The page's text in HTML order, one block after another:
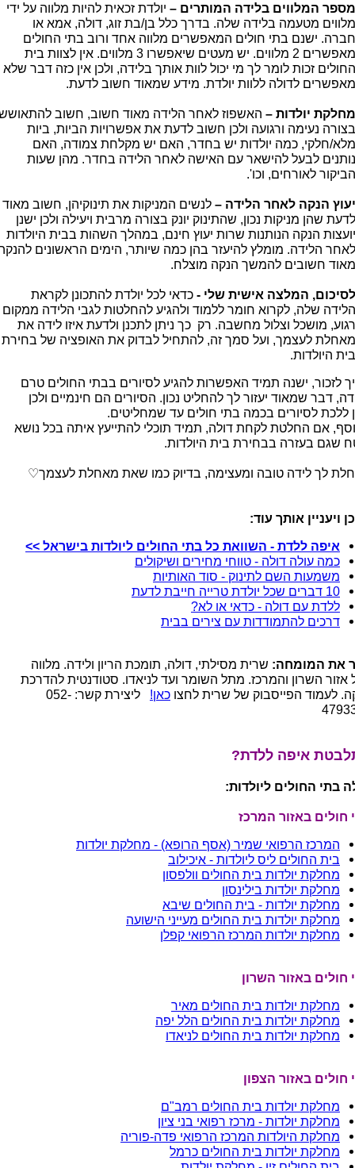
מספר המלווים בלידה המותרים – יולדת זכאית להיות מלווה על ידי
מלווים מטעמה בלידה שלה. בדרך כלל בן/בת זוג, דולה, אמא או
חברה. ישנם בתי חולים המאפשרים מלווה אחד ורוב בתי החולים
מאפשרים 2 מלווים. יש מעטים שיאפשרו 3 מלווים. אין לצוות בית
החולים זכות לומר לך מי יכול לוות אותך בלידה, ולכן אין כזה דבר שלא
מאפשרים לדולה ללוות יולדת. מידע שמאוד חשוב לדעת.
מחלקת יולדות – האשפוז לאחר הלידה מאוד חשוב, חשוב
בצורה נעימה ורגועה ולכן חשוב לדעת את אפשרויות הביות, ביות
מלא/חלקי, כמה יולדות יש בחדר, האם יש מקלחת צמודה, האם
נותנים לבעל להישאר עם האישה לאחר הלידה בחדר. מהן שעות
הביקור לאורחים, וכו'.
יעוץ הנקה לאחר הלידה – לנשים המניקות את תינוקיהן, חשוב מאוד
לדעת שהן מניקות נכון, שהתינוק יונק בצורה מרבית ויעילה ולכן ישנן
יועצות הנקה הנותנות שרות יעוץ חינם, במהלך השהות בבית היולדות
לאחר הלידה. מומלץ להיעזר בהן כמה שיותר, הימים הראשונים
מאוד חשובים להמשך הנקה מוצלח.
לסיכום, המלצה אישית שלי - כדאי לכל יולדת להתכונן לקראת
הלידה שלה, לקרוא חומר ללמוד ולהגיע להחלטות לגבי הלידה ממקום
רגוע, מושכל וצלול מחשבה. רק כך ניתן לתכנן ולדעת איזו לידה את
מאחלת לעצמך, ועל סמך זה, להתחיל לבדוק את האופציה של בחירת
בית היולדות.
לזכור, ישנה תמיד האפשרות להגיע לסיורים בבתי החולים טרם
דבר שמאוד יעזור לך להחליט נכון. הסיורים הם חינמיים ולכן
ללכת לסיורים בכמה בתי חולים עד שמחליטים.
אם החלטת לקחת דולה, תמיד תוכלי להתייעץ איתה בכל נושא
שגם בעזרה בבחירת בית היולדות.
לך לידה טובה ומעצימה, בדיוק כמו שאת מאחלת לעצמך♡
ויעניין אותך עוד:
איפה ללדת - השוואת כל בתי החולים ליולדות בישראל >>
כמה עולה דולה - טווחי מחירים ושיקולים
משמעות השם לתינוק - סוד האותיות
10 דברים שכל יולדת טרייה חייבת לדעת
ללדת עם דולה - כדאי או לא?
דרכים להתמודדות עם צירים בבית
את המומחה: שרית מסילתי, דולה, תומכת הריון ולידה. מלווה
אזור השרון והמרכז. מתל השומר ועד לניאדו. סטודנטית להדרכת
לעמוד הפייסבוק של שרית לחצו כאן!
ליצירת קשר: 052-
איפה ללדת?
בתי החולים ליולדות:
חולים באזור המרכז
המרכז הרפואי שמיר (אסף הרופא) - מחלקת יולדות
בית החולים ליס ליולדות - איכילוב
מחלקת יולדות בית החולים וולפסון
מחלקת יולדות בילינסון
מחלקת יולדות - בית החולים שיבא
מחלקת יולדות בית החולים מעייני הישועה
מחלקת יולדות המרכז הרפואי קפלן
חולים באזור השרון
מחלקת יולדות בית החולים מאיר
מחלקת יולדות בית החולים הלל יפה
מחלקת יולדות בית החולים לניאדו
חולים באזור הצפון
מחלקת יולדות בית החולים רמב"ם
מחלקת יולדות - מרכז רפואי בני ציון
מחלקת היולדות המרכז הרפואי פדה-פוריה
מחלקת יולדות בית החולים כרמל